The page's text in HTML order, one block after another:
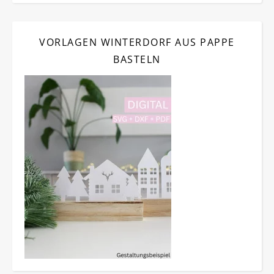
VORLAGEN WINTERDORF AUS PAPPE
BASTELN